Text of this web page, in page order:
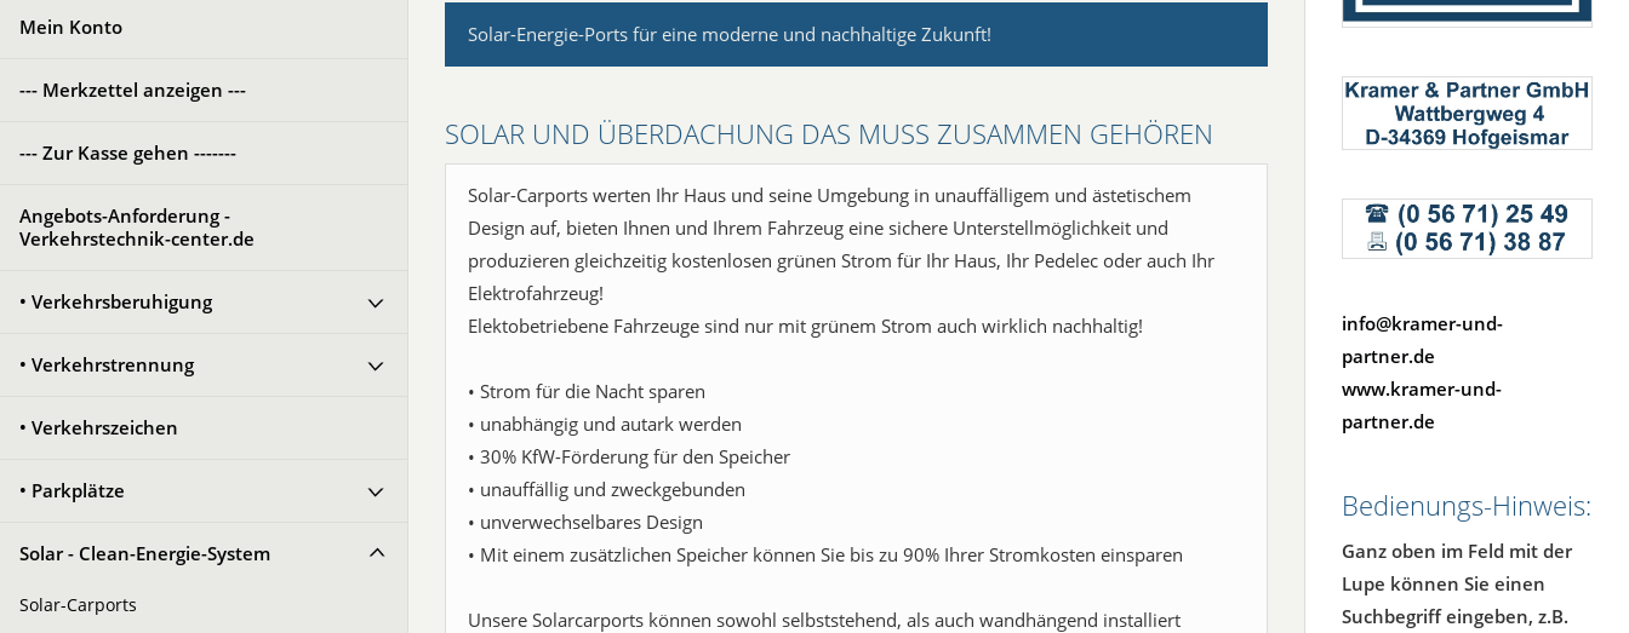
Mein Konto
--- Merkzettel anzeigen ---
--- Zur Kasse gehen -------
Angebots-Anforderung -
Verkehrstechnik-center.de
• Verkehrsberuhigung
• Verkehrstrennung
• Verkehrszeichen
• Parkplätze
Solar - Clean-Energie-System
Solar-Carports
Solar-Energie-Ports für eine moderne und nachhaltige Zukunft!
SOLAR UND ÜBERDACHUNG DAS MUSS ZUSAMMEN GEHÖREN
Solar-Carports werten Ihr Haus und seine Umgebung in unauffälligem und ästetischem
Design auf, bieten Ihnen und Ihrem Fahrzeug eine sichere Unterstellmöglichkeit und
produzieren gleichzeitig kostenlosen grünen Strom für Ihr Haus, Ihr Pedelec oder auch Ihr
Elektrofahrzeug!
Elektobetriebene Fahrzeuge sind nur mit grünem Strom auch wirklich nachhaltig!
• Strom für die Nacht sparen
• unabhängig und autark werden
• 30% KfW-Förderung für den Speicher
• unauffällig und zweckgebunden
• unverwechselbares Design
• Mit einem zusätzlichen Speicher können Sie bis zu 90% Ihrer Stromkosten einsparen
Unsere Solarcarports können sowohl selbststehend, als auch wandhängend installiert
info@kramer-und-
partner.de
www.kramer-und-
partner.de
Bedienungs-Hinweis:
Ganz oben im Feld mit der
Lupe können Sie einen
Suchbegriff eingeben, z.B.